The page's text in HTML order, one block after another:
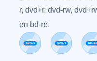
r, dvd+r, dvd-rw,
en bd-re.